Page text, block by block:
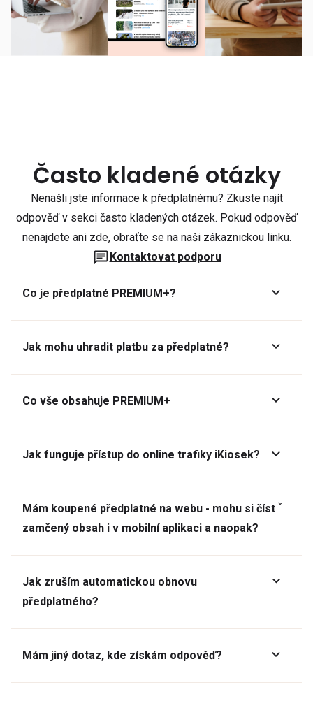
Často kladené otázky
Nenašli jste informace k předplatnému? Zkuste najít
odpověď v sekci často kladených otázek. Pokud odpověď
nenajdete ani zde, obraťte se na naši zákaznickou linku.
Kontaktovat podporu
Co je předplatné PREMIUM+?
Jak mohu uhradit platbu za předplatné?
Co vše obsahuje PREMIUM+
Jak funguje přístup do online trafiky iKiosek?
Mám koupené předplatné na webu - mohu si číst
zamčený obsah i v mobilní aplikaci a naopak?
Jak zruším automatickou obnovu
předplatného?
Mám jiný dotaz, kde získám odpověď?